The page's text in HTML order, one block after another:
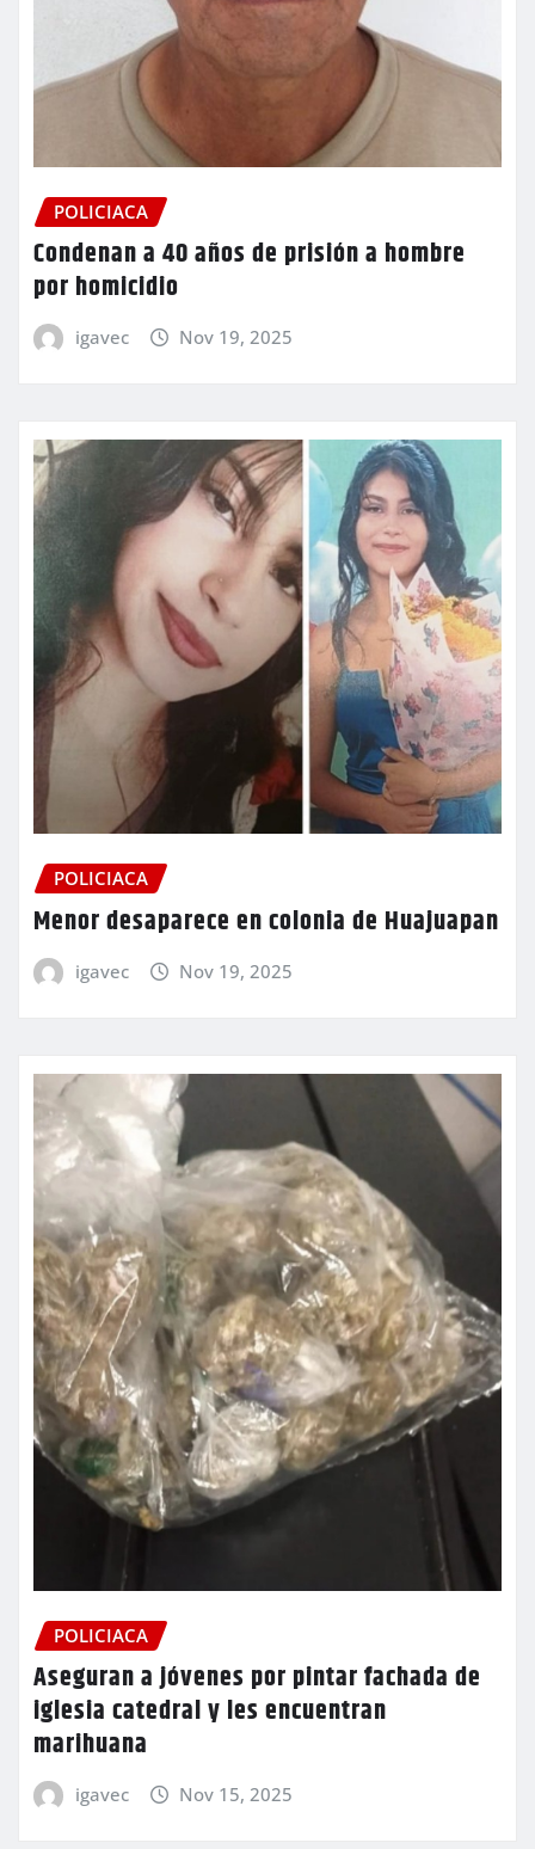
POLICIACA
Condenan a 40 años de prisión a hombre
por homicidio
igavec Nov 19, 2025
POLICIACA
Menor desaparece en colonia de Huajuapan
igavec Nov 19, 2025
POLICIACA
Aseguran a jóvenes por pintar fachada de
iglesia catedral y les encuentran
marihuana
igavec Nov 15, 2025